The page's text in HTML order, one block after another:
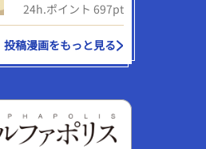
24h.ポイント 697pt
投稿漫画をもっと見る